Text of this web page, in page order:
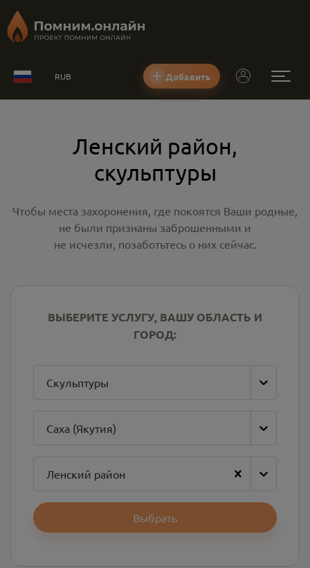
RUB Добавить
Ленский район,
скульптуры
Чтобы места захоронения, где покоятся Ваши родные,
не были признаны заброшенными и
не исчезли, позаботьтесь о них сейчас.
ВЫБЕРИТЕ УСЛУГУ, ВАШУ ОБЛАСТЬ И
ГОРОД:
Скульптуры
Саха (Якутия)
Ленский район
Выбрать